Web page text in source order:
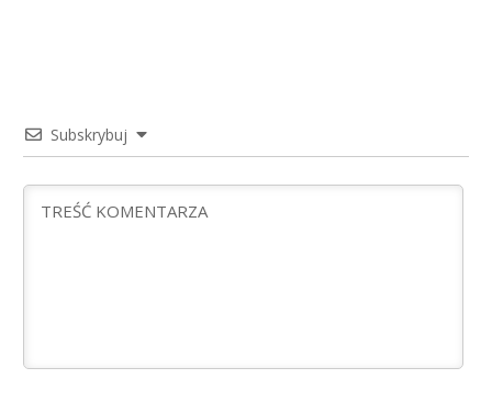
Subskrybuj